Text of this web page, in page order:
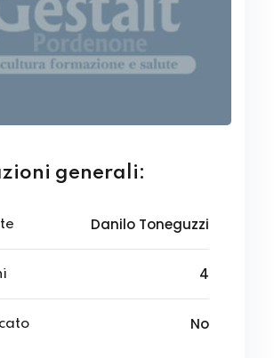
generali:
Danilo Toneguzzi
4
No